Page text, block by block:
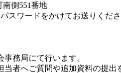
南側551番地
スワードをかけてお送りくださ
務局にて行います。
者へご質問や追加資料の提出